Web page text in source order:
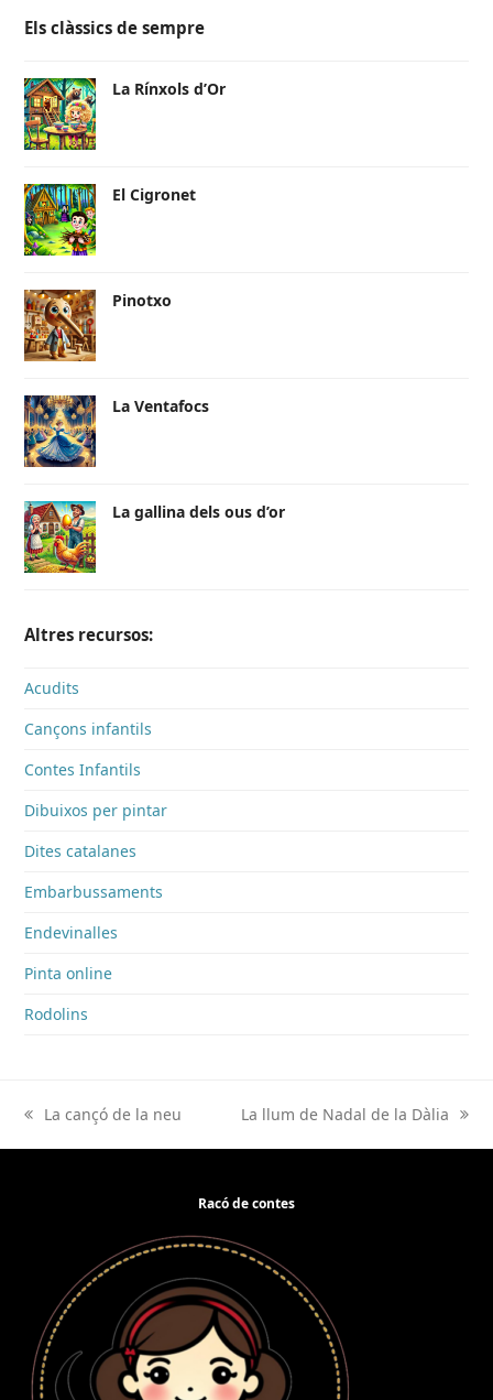
Els clàssics de sempre
La Rínxols d’Or
El Cigronet
Pinotxo
La Ventafocs
La gallina dels ous d’or
Altres recursos:
Acudits
Cançons infantils
Contes Infantils
Dibuixos per pintar
Dites catalanes
Embarbussaments
Endevinalles
Pinta online
Rodolins
previous
post:
La cançó de la neu
next
post:
La llum de Nadal de la Dàlia
Racó de contes